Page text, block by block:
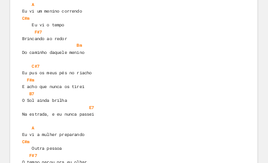
A
Eu vi um menino correndo
C#m
    Eu vi o tempo
F#7
Brincando ao redor
Bm
Do caminho daquele menino
C#7
Eu pus os meus pés no riacho
F#m
E acho que nunca os tirei
B7
O Sol ainda brilha
E7
Na estrada, e eu nunca passei
A
Eu vi a mulher preparando
C#m
    Outra pessoa
F#7